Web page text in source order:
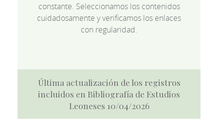
constante. Seleccionamos los contenidos
cuidadosamente y verificamos los enlaces
con regularidad.
Última actualización de los registros
incluidos en Bibliografía de Estudios
Leoneses 10/04/2026